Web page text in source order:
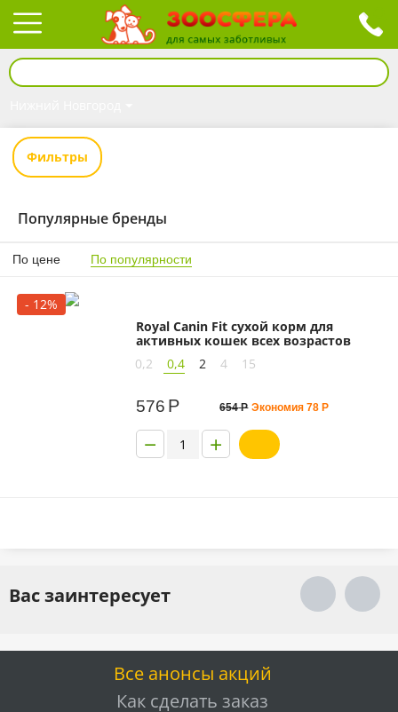
Фильтры
Популярные бренды
По цене По популярности
- 12%
Royal Canin Fit сухой корм для
активных кошек всех возрастов
0,2
0,4 2 4 15
576 Р 654 Р Экономия78 Р
+
−
Вас заинтересует
Все анонсы акций
Как сделать заказ